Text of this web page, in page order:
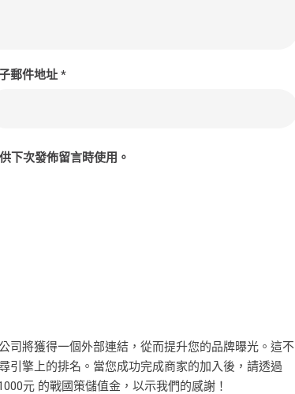
郵件地址 *
下次發佈留言時使用。
司將獲得一個外部連結，從而提升您的品牌曝光。這不
引擎上的排名。當您成功完成商家的加入後，請透過
元 的戰國策儲值金，以示我們的感謝！